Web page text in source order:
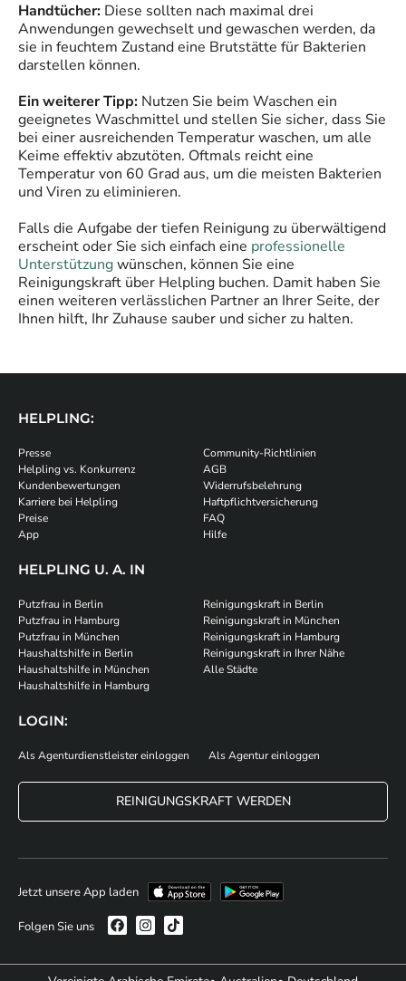
Handtücher: Diese sollten nach maximal drei
Anwendungen gewechselt und gewaschen werden, da
sie in feuchtem Zustand eine Brutstätte für Bakterien
darstellen können.
Ein weiterer Tipp: Nutzen Sie beim Waschen ein
geeignetes Waschmittel und stellen Sie sicher, dass Sie
bei einer ausreichenden Temperatur waschen, um alle
Keime effektiv abzutöten. Oftmals reicht eine
Temperatur von 60 Grad aus, um die meisten Bakterien
und Viren zu eliminieren.
Falls die Aufgabe der tiefen Reinigung zu überwältigend
erscheint oder Sie sich einfach eine professionelle
Unterstützungwünschen, können Sie eine
Reinigungskraft über Helpling buchen. Damit haben Sie
einen weiteren verlässlichen Partner an Ihrer Seite, der
Ihnen hilft, Ihr Zuhause sauber und sicher zu halten.
HELPLING:
Presse
Helpling vs. Konkurrenz
Kundenbewertungen
Karriere bei Helpling
Preise
App
Community-Richtlinien
AGB
Widerrufsbelehrung
Haftpflichtversicherung
FAQ
Hilfe
HELPLING U. A. IN
Putzfrau in Berlin
Putzfrau in Hamburg
Putzfrau in München
Haushaltshilfe in Berlin
Haushaltshilfe in München
Haushaltshilfe in Hamburg
Reinigungskraft in Berlin
Reinigungskraft in München
Reinigungskraft in Hamburg
Reinigungskraft in Ihrer Nähe
Alle Städte
LOGIN:
Als Agenturdienstleister einloggen Als Agentur einloggen
REINIGUNGSKRAFT WERDEN
Jetzt unsere App laden
Folgen Sie uns